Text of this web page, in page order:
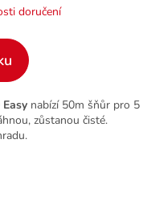
doručení
nabízí 50m šňůr pro 5
zůstanou čisté.